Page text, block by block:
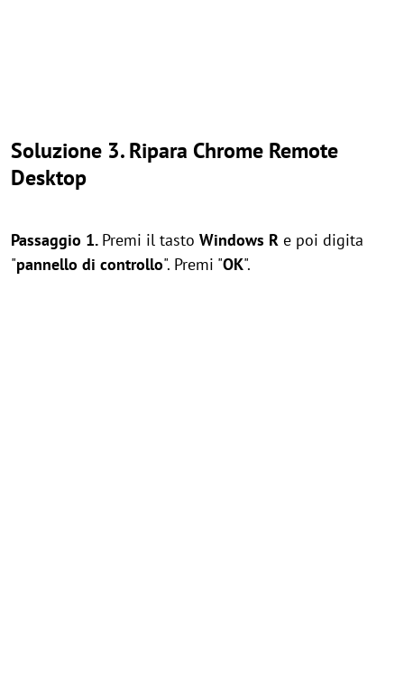
Soluzione 3. Ripara Chrome Remote
Desktop
Passaggio 1. Premi il tasto Windows R e poi digita
"pannello di controllo". Premi "OK".